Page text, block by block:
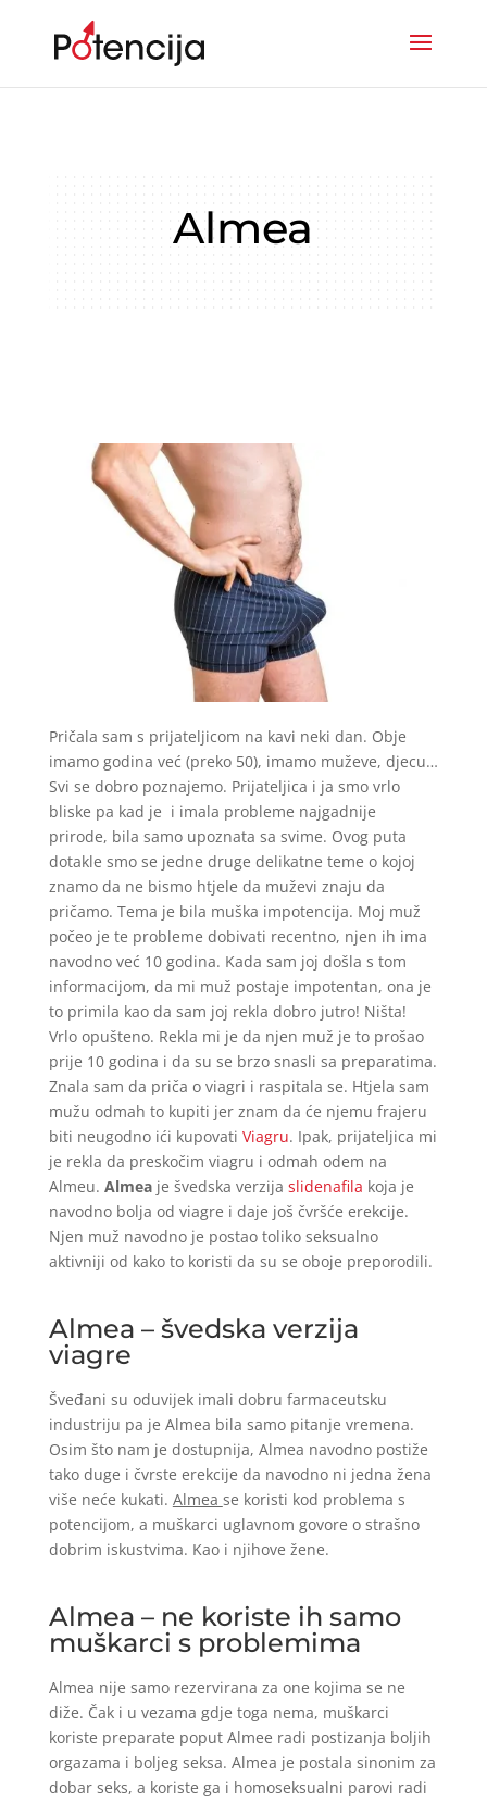
Almea
Pričala sam s prijateljicom na kavi neki dan. Obje
imamo godina već (preko 50), imamo muževe, djecu…
Svi se dobro poznajemo. Prijateljica i ja smo vrlo
bliske pa kad je i imala probleme najgadnije
prirode, bila samo upoznata sa svime. Ovog puta
dotakle smo se jedne druge delikatne teme o kojoj
znamo da ne bismo htjele da muževi znaju da
pričamo. Tema je bila muška impotencija. Moj muž
počeo je te probleme dobivati recentno, njen ih ima
navodno već 10 godina. Kada sam joj došla s tom
informacijom, da mi muž postaje impotentan, ona je
to primila kao da sam joj rekla dobro jutro! Ništa!
Vrlo opušteno. Rekla mi je da njen muž je to prošao
prije 10 godina i da su se brzo snasli sa preparatima.
Znala sam da priča o viagri i raspitala se. Htjela sam
mužu odmah to kupiti jer znam da će njemu frajeru
biti neugodno ići kupovati Viagru. Ipak, prijateljica mi
je rekla da preskočim viagru i odmah odem na
Almeu. Almeaje švedska verzija slidenafila koja je
navodno bolja od viagre i daje još čvršće erekcije.
Njen muž navodno je postao toliko seksualno
aktivniji od kako to koristi da su se oboje preporodili.
Almea – švedska verzija
viagre
Šveđani su oduvijek imali dobru farmaceutsku
industriju pa je Almea bila samo pitanje vremena.
Osim što nam je dostupnija, Almea navodno postiže
tako duge i čvrste erekcije da navodno ni jedna žena
više neće kukati. Almea se koristi kod problema s
potencijom, a muškarci uglavnom govore o strašno
dobrim iskustvima. Kao i njihove žene.
Almea – ne koriste ih samo
muškarci s problemima
Almea nije samo rezervirana za one kojima se ne
diže. Čak i u vezama gdje toga nema, muškarci
koriste preparate poput Almee radi postizanja boljih
orgazama i boljeg seksa. Almea je postala sinonim za
dobar seks, a koriste ga i homoseksualni parovi radi